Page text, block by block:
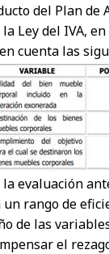
del Plan
Ley del IVA,
cuenta las
evaluación
rango de
de las
el